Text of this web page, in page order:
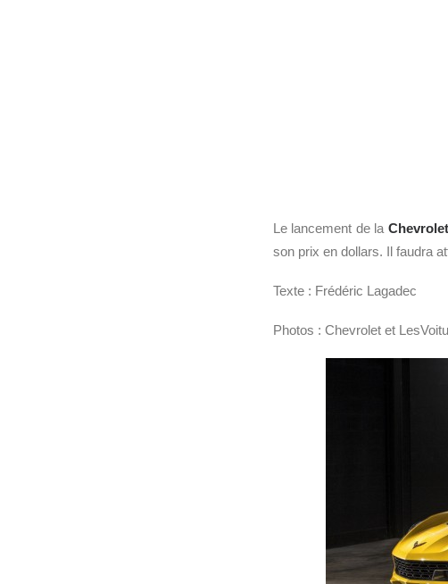
Le lancement de la
son prix en dollars. Il faudra
Texte : Frédéric Lagadec
Photos : Chevrolet et